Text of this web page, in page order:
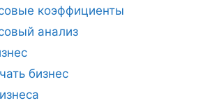
коэффициенты
анализ
бизнес